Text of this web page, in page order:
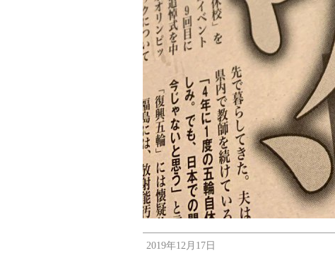
2019年12月17日